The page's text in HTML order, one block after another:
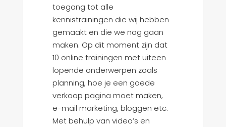
toegang tot alle
kennistrainingen die wij hebben
gemaakt en die we nog gaan
maken. Op dit moment zijn dat
10 online trainingen met uiteen
lopende onderwerpen zoals
planning, hoe je een goede
verkoop pagina moet maken,
e-mail marketing, bloggen etc.
Met behulp van video’s en